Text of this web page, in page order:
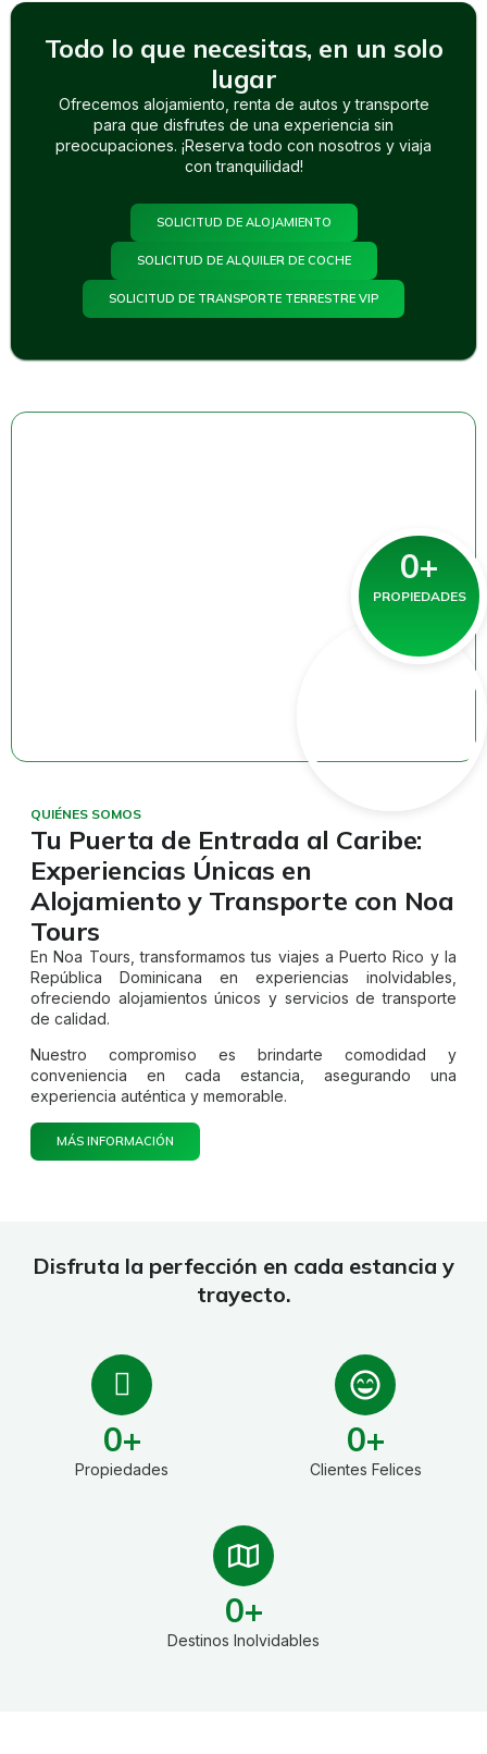
Todo lo que necesitas, en un solo
lugar
Ofrecemos alojamiento, renta de autos y transporte
para que disfrutes de una experiencia sin
preocupaciones. ¡Reserva todo con nosotros y viaja
con tranquilidad!
SOLICITUD DE ALOJAMIENTO
SOLICITUD DE ALQUILER DE COCHE
SOLICITUD DE TRANSPORTE TERRESTRE VIP
PROPIEDADES
0+
QUIÉNES SOMOS
Tu Puerta de Entrada al Caribe:
Experiencias Únicas en
Alojamiento y Transporte con Noa
Tours
En Noa Tours, transformamos tus viajes a Puerto Rico y la
República Dominicana en experiencias inolvidables,
ofreciendo alojamientos únicos y servicios de transporte
de calidad.
Nuestro compromiso es brindarte comodidad y
conveniencia en cada estancia, asegurando una
experiencia auténtica y memorable.
MÁS INFORMACIÓN
Disfruta la perfección en cada estancia y
trayecto.
Propiedades
0+
Clientes Felices
0+
Destinos Inolvidables
0+